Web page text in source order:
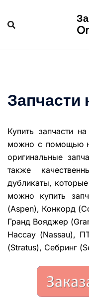
Запчасти
Купить запчасти
можно с помощью
оригинальные
также
дубликаты,
можно купить
(Aspen), Конкорд
Гранд Вояджер
Нассау (Nassau),
(Stratus), Себринг